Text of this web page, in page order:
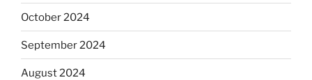
October 2024
September 2024
August 2024